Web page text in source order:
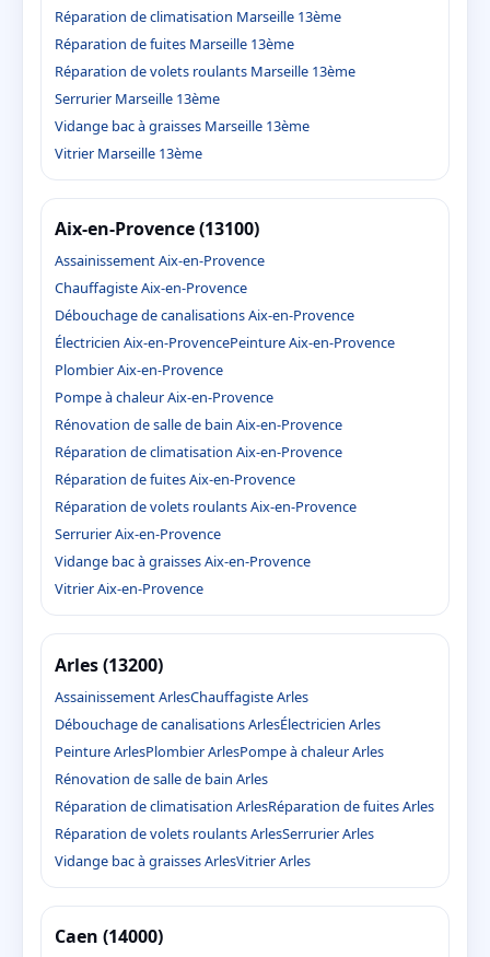
Réparation de climatisation Marseille 13ème
Réparation de fuites Marseille 13ème
Réparation de volets roulants Marseille 13ème
Serrurier Marseille 13ème
Vidange bac à graisses Marseille 13ème
Vitrier Marseille 13ème
Aix-en-Provence (13100)
Assainissement Aix-en-Provence
Chauffagiste Aix-en-Provence
Débouchage de canalisations Aix-en-Provence
Électricien Aix-en-ProvencePeinture Aix-en-Provence
Plombier Aix-en-Provence
Pompe à chaleur Aix-en-Provence
Rénovation de salle de bain Aix-en-Provence
Réparation de climatisation Aix-en-Provence
Réparation de fuites Aix-en-Provence
Réparation de volets roulants Aix-en-Provence
Serrurier Aix-en-Provence
Vidange bac à graisses Aix-en-Provence
Vitrier Aix-en-Provence
Arles (13200)
Assainissement ArlesChauffagiste Arles
Débouchage de canalisations ArlesÉlectricien Arles
Peinture ArlesPlombier ArlesPompe à chaleur Arles
Rénovation de salle de bain Arles
Réparation de climatisation ArlesRéparation de fuites Arles
Réparation de volets roulants ArlesSerrurier Arles
Vidange bac à graisses ArlesVitrier Arles
Caen (14000)